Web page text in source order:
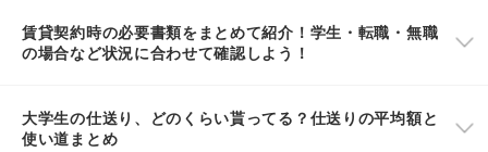
賃貸契約時の必要書類をまとめて紹介！学生・転職・無職
の場合など状況に合わせて確認しよう！
大学生の仕送り、どのくらい貰ってる？仕送りの平均額と
使い道まとめ